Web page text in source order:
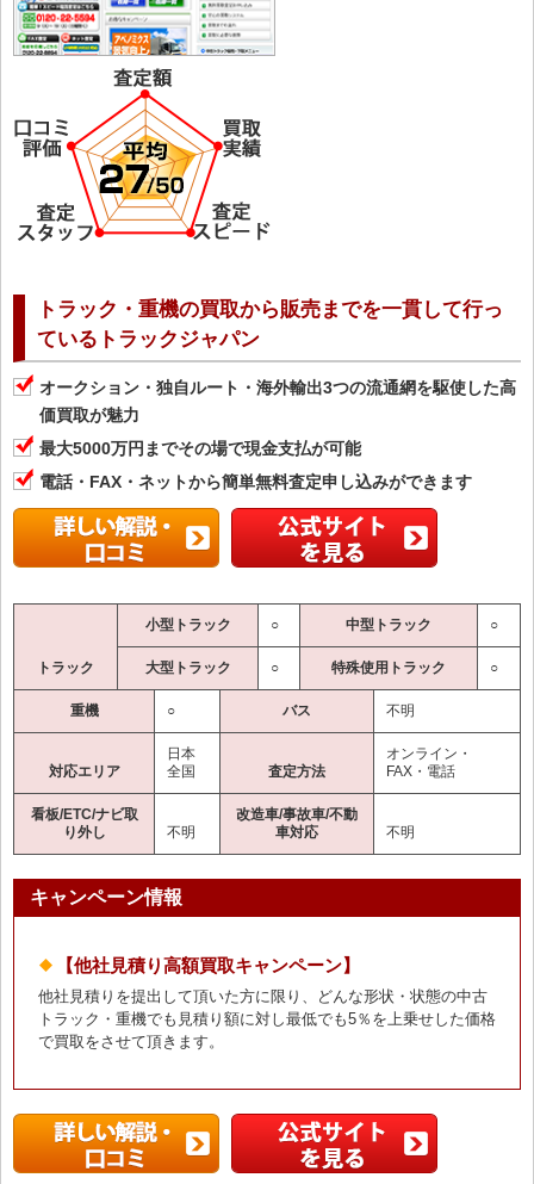
トラック・重機の買取から販売までを一貫して行っ
ているトラックジャパン
オークション・独自ルート・海外輸出3つの流通網を駆使した高
価買取が魅力
最大5000万円までその場で現金支払が可能
電話・FAX・ネットから簡単無料査定申し込みができます
トラック
小型トラック ○ 中型トラック ○
大型トラック ○ 特殊使用トラック ○
重機 ○ バス 不明
対応エリア
日本
全国
査定方法
オンライン・
FAX・電話
看板/ETC/ナビ取
り外し
不明
改造車/事故車/不動
車対応
不明
キャンペーン情報
【他社見積り高額買取キャンペーン】
他社見積りを提出して頂いた方に限り、どんな形状・状態の中古
トラック・重機でも見積り額に対し最低でも5％を上乗せした価格
で買取をさせて頂きます。